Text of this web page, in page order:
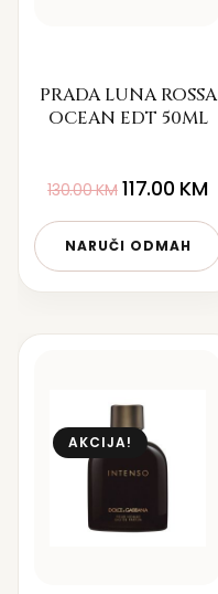
PRADA LUNA ROSSA
OCEAN EDT 50ML
130.00KM 117.00 KM
NARUČI ODMAH
AKCIJA!